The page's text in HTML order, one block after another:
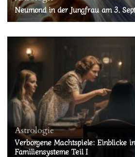
Neumond in der Jungfrau am 3.
Astrologie
Verborgene Machtspiele: Einblicke
Familiensysteme Teil I